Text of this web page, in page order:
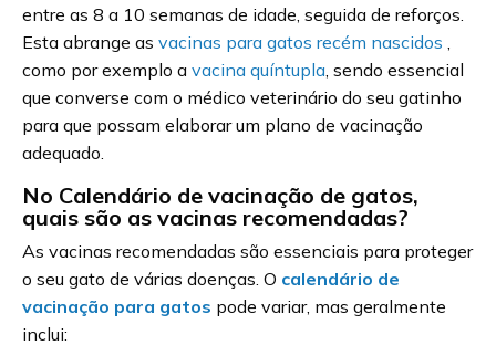
entre as 8 a 10 semanas de idade, seguida de reforços.
Esta abrange as vacinas para gatos recém nascidos ,
como por exemplo a vacina quíntupla, sendo essencial
que converse com o médico veterinário do seu gatinho
para que possam elaborar um plano de vacinação
adequado.
No Calendário de vacinação de gatos,
quais são as vacinas recomendadas?
As vacinas recomendadas são essenciais para proteger
o seu gato de várias doenças. O calendário de
vacinação para gatos pode variar, mas geralmente
inclui: